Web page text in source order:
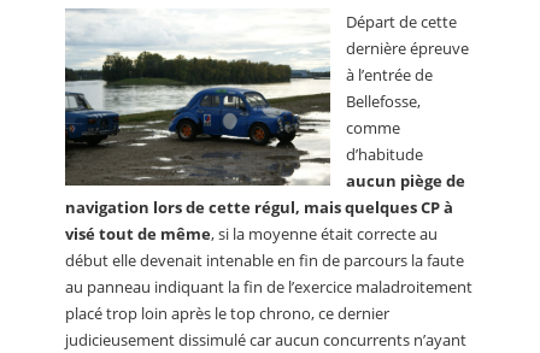
Départ de cette
dernière épreuve
à l’entrée de
Bellefosse,
comme
d’habitude
aucun piège de
navigation lors de cette régul, mais quelques CP à
visé tout de même, si la moyenne était correcte au
début elle devenait intenable en fin de parcours la faute
au panneau indiquant la fin de l’exercice maladroitement
placé trop loin après le top chrono, ce dernier
judicieusement dissimulé car aucun concurrents n’ayant